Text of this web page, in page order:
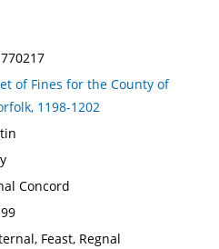
of Fines for the County of
1198-1202
Concord
Feast, Regnal